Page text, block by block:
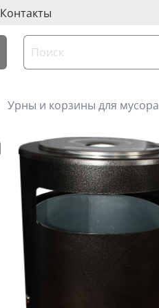
Контакты
Урны и корзины для мусора